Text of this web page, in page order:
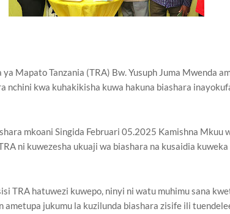
Mapato Tanzania (TRA) Bw. Yusuph Juma Mwenda
nchini kwa kuhakikisha kuwa hakuna biashara
mkoani Singida Februari 05.2025 Kamishna Mkuu
ni kuwezesha ukuaji wa biashara na kusaidia
TRA hatuwezi kuwepo, ninyi ni watu muhimu sana
ametupa jukumu la kuzilunda biashara zisife ili